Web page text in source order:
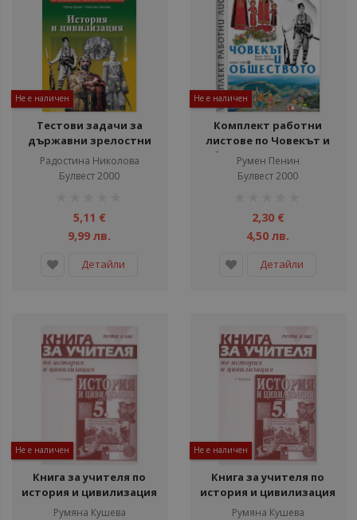
Не е наличен
Тестови задачи за
държавни зрелостни
изпити. История и
цивилизация
Радостина Николова
Булвест 2000
5,11 €
9,99 лв.
Детайли
Не е наличен
Комплект работни
листове по Човекът и
обществото за 4. клас
Румен Пенин
Булвест 2000
2,30 €
4,50 лв.
Детайли
Не е наличен
Книга за учителя по
история и цивилизация
за 5. клас
Румяна Кушева
Не е наличен
Книга за учителя по
история и цивилизация
за 5. клас
Румяна Кушева